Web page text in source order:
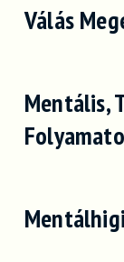
Válás
Mentális,